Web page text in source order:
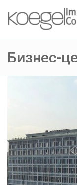
Бизнес-